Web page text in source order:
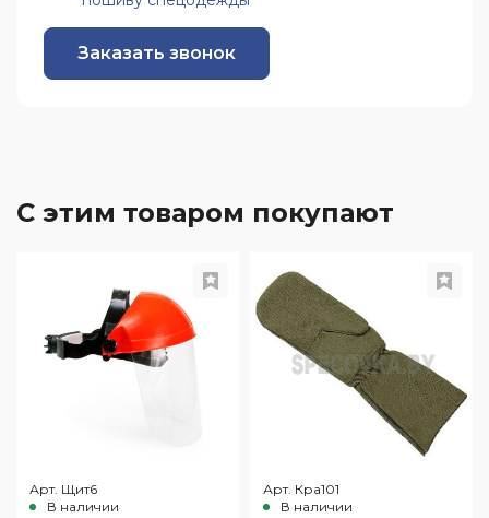
Заказать звонок
С этим товаром покупают
Арт. Щит6
В наличии
Арт. Кра101
В наличии